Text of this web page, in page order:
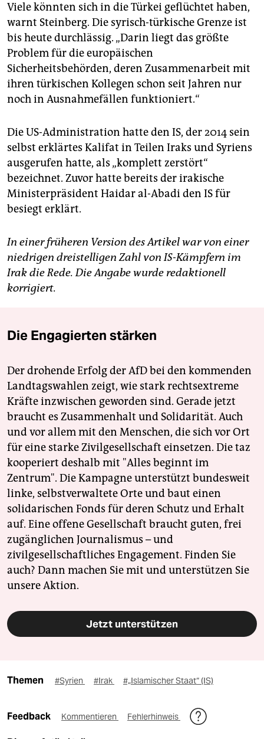
Viele könnten sich in die Türkei geflüchtet haben,
warnt Steinberg. Die syrisch-türkische Grenze ist
bis heute durchlässig. „Darin liegt das größte
Problem für die europäischen
Sicherheitsbehörden, deren Zusammenarbeit mit
ihren türkischen Kollegen schon seit Jahren nur
noch in Ausnahmefällen funktioniert.“
Die US-Administration hatte den IS, der 2014 sein
selbst erklärtes Kalifat in Teilen Iraks und Syriens
ausgerufen hatte, als „komplett zerstört“
bezeichnet. Zuvor hatte bereits der irakische
Ministerpräsident Haidar al-Abadi den IS für
besiegt erklärt.
In einer früheren Version des Artikel war von einer
niedrigen dreistelligen Zahl von IS-Kämpfern im
Irak die Rede. Die Angabe wurde redaktionell
korrigiert.
Die Engagierten stärken
Der drohende Erfolg der AfD bei den kommenden
Landtagswahlen zeigt, wie stark rechtsextreme
Kräfte inzwischen geworden sind. Gerade jetzt
braucht es Zusammenhalt und Solidarität. Auch
und vor allem mit den Menschen, die sich vor Ort
für eine starke Zivilgesellschaft einsetzen. Die taz
kooperiert deshalb mit "Alles beginnt im
Zentrum". Die Kampagne unterstützt bundesweit
linke, selbstverwaltete Orte und baut einen
solidarischen Fonds für deren Schutz und Erhalt
auf. Eine offene Gesellschaft braucht guten, frei
zugänglichen Journalismus – und
zivilgesellschaftliches Engagement. Finden Sie
auch? Dann machen Sie mit und unterstützen Sie
unsere Aktion.
Jetzt unterstützen
Themen #Syrien #Irak #„Islamischer Staat“ (IS)
Feedback Kommentieren Fehlerhinweis